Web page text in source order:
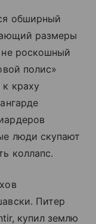
обширный
размеры
не роскошный
полис»
краху
люди скупают
коллапс.
Питер
купил землю